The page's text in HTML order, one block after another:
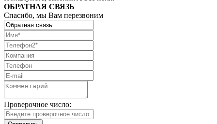
ОБРАТНАЯ СВЯЗЬ
Спасибо, мы Вам перезвоним
Проверочное число: